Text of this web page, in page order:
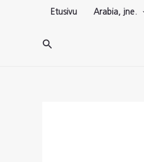
Etusivu Arabia, jne.
Hae